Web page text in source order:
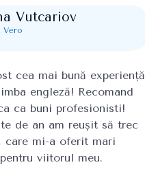
Vutcariov
Vero
cea mai bună experiență
engleză! Recomand
ca buni profesionisti!
de an am reușit să trec
care mi-a oferit mari
viitorul meu.